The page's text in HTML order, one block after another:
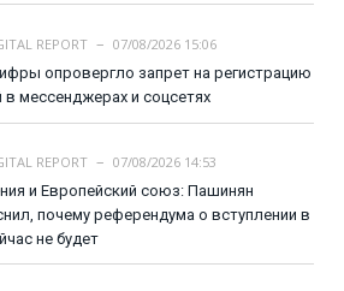
REPORT
07/08/2026 15:06
опровергло запрет на регистрацию
в мессенджерах и соцсетях
REPORT
07/08/2026 14:53
и Европейский союз: Пашинян
почему референдума о вступлении в
не будет